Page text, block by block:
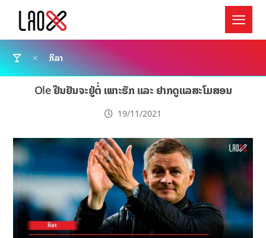
ກິລາ
Ole ຢືນຢັນຈະຢູ່ຕໍ່ ເພາະຮັກ ແລະ ຢາກດູແລສະໂມສອນ
19/11/2021